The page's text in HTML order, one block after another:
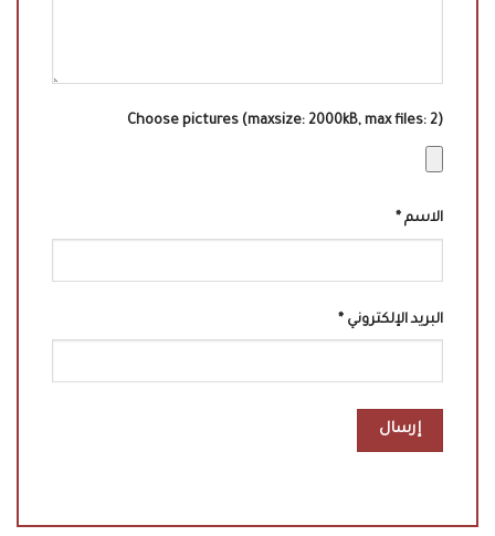
Choose pictures (maxsize: 2000kB, max files: 2)
الاسم *
البريد الإلكتروني *